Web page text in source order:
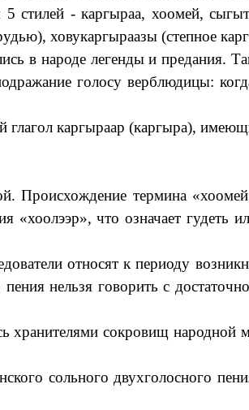
стилей - каргыраа, хоомей,
ховукаргыраазы (степное
в народе легенды и предания.
голосу верблюдицы:
глагол каргыраар (каргыра),
Происхождение термина
«хоолээр», что означает
относят к периоду
нельзя говорить с
хранителями сокровищ
сольного двухголосного